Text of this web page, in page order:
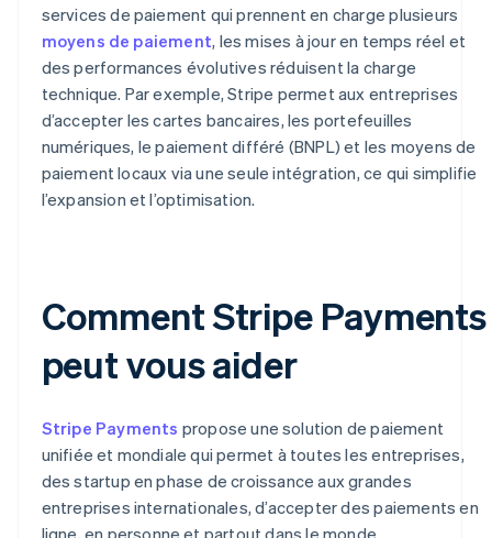
services de paiement qui prennent en charge plusieurs
moyens de paiement, les mises à jour en temps réel et
des performances évolutives réduisent la charge
technique. Par exemple, Stripe permet aux entreprises
d’accepter les cartes bancaires, les portefeuilles
numériques, le paiement différé (BNPL) et les moyens de
paiement locaux via une seule intégration, ce qui simplifie
l’expansion et l’optimisation.
Comment Stripe Payments
peut vous aider
Stripe Payments propose une solution de paiement
unifiée et mondiale qui permet à toutes les entreprises,
des startup en phase de croissance aux grandes
entreprises internationales, d’accepter des paiements en
ligne, en personne et partout dans le monde.